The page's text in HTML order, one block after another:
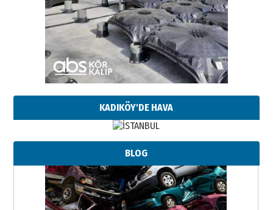
KADIKÖY'DE HAVA
BLOG